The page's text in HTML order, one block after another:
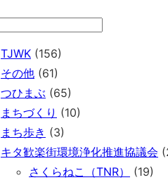
TJWK (156)
その他 (61)
つひまぶ (65)
まちづくり (10)
まち歩き (3)
キタ歓楽街環境浄化推進協議会
さくらねこ（TNR）
(19)